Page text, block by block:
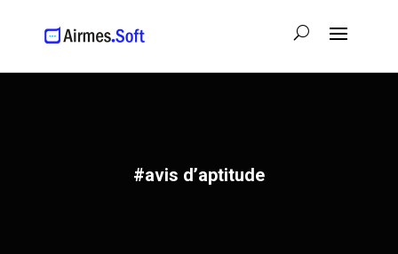
#avis d’aptitude